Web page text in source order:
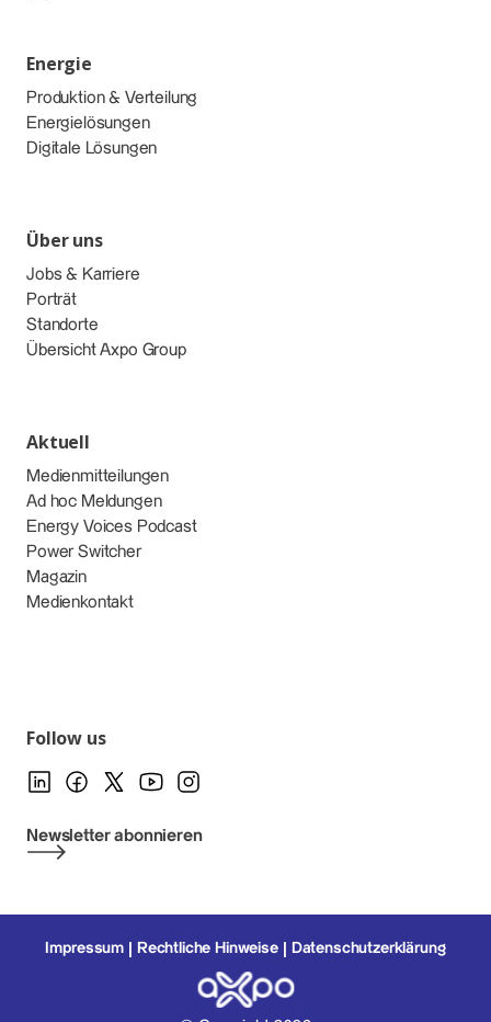
Energie
Produktion & Verteilung
Energielösungen
Digitale Lösungen
Über uns
Jobs & Karriere
Porträt
Standorte
Übersicht Axpo Group
Aktuell
Medienmitteilungen
Ad hoc Meldungen
Energy Voices Podcast
Power Switcher
Magazin
Medienkontakt
Follow us
Newsletter abonnieren
Impressum Rechtliche Hinweise Datenschutzerklärung